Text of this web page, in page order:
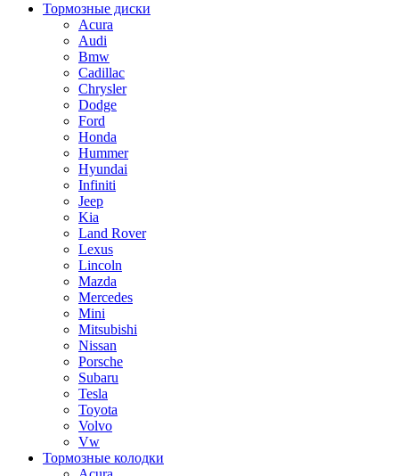
Тормозные диски
Acura
Audi
Bmw
Cadillac
Chrysler
Dodge
Ford
Honda
Hummer
Hyundai
Infiniti
Jeep
Kia
Land Rover
Lexus
Lincoln
Mazda
Mercedes
Mini
Mitsubishi
Nissan
Porsche
Subaru
Tesla
Toyota
Volvo
Vw
Тормозные колодки